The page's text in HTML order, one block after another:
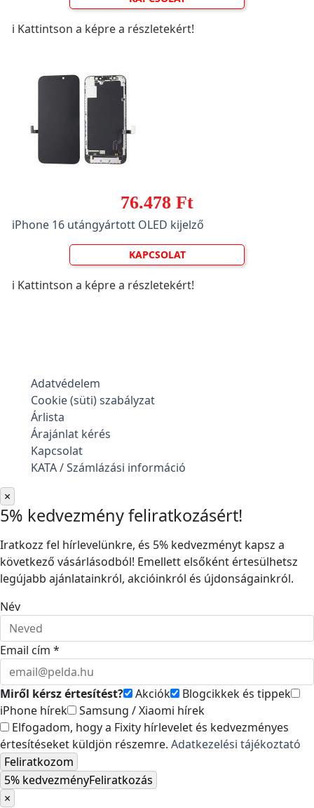
ℹ️ Kattintson a képre a részletekért!
76.478 Ft
iPhone 16 utángyártott OLED kijelző
KAPCSOLAT
ℹ️ Kattintson a képre a részletekért!
Adatvédelem
Cookie (süti) szabályzat
Árlista
Árajánlat kérés
Kapcsolat
KATA / Számlázási információ
×
5% kedvezmény feliratkozásért!
Iratkozz fel hírlevelünkre, és 5% kedvezményt kapsz a
következő vásárlásodból! Emellett elsőként értesülhetsz
legújabb ajánlatainkról, akcióinkról és újdonságainkról.
Név
Email cím *
Miről kérsz értesítést? Akciók
Blogcikkek és tippek
iPhone hírek
Samsung / Xiaomi hírek
Elfogadom, hogy a Fixity hírlevelet és kedvezményes
értesítéseket küldjön részemre. Adatkezelési tájékoztató
Feliratkozom
5% kedvezményFeliratkozás
×